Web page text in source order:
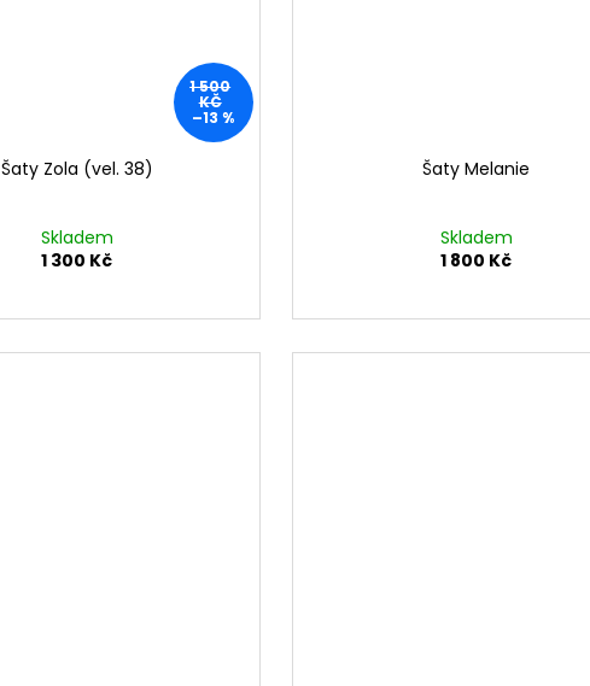
1 500
KČ
–13 %
Šaty Zola (vel. 38)
Skladem
1 300 Kč
Šaty Melanie
Skladem
1 800 Kč